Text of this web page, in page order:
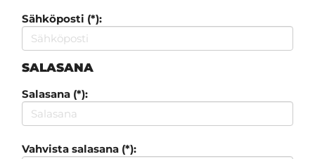
Sähköposti (*):
SALASANA
Salasana (*):
Vahvista salasana (*):